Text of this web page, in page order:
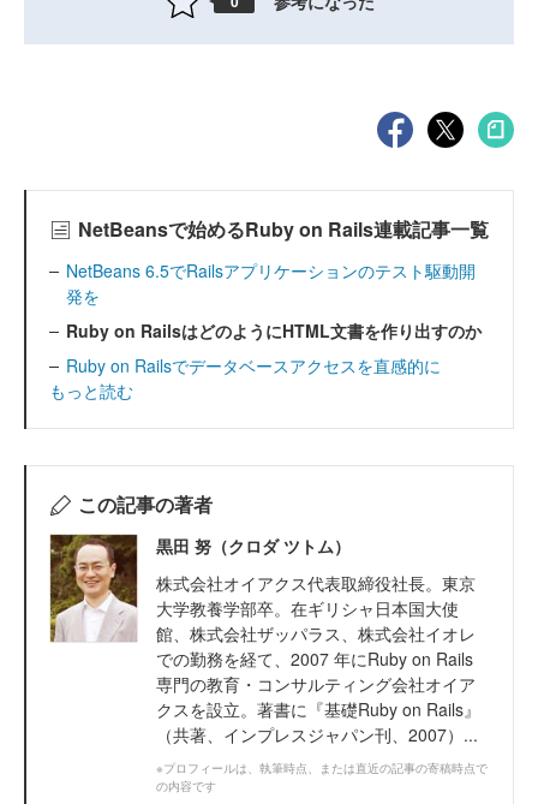
NetBeansで始めるRuby on Rails連載記事一覧
NetBeans 6.5でRailsアプリケーションのテスト駆動開
発を
Ruby on RailsはどのようにHTML文書を作り出すのか
Ruby on Railsでデータベースアクセスを直感的に
もっと読む
この記事の著者
黒田 努（クロダ ツトム）
株式会社オイアクス代表取締役社長。東京
大学教養学部卒。在ギリシャ日本国大使
館、株式会社ザッパラス、株式会社イオレ
での勤務を経て、2007 年にRuby on Rails
専門の教育・コンサルティング会社オイア
クスを設立。著書に『基礎Ruby on Rails』
（共著、インプレスジャパン刊、2007）...
※プロフィールは、執筆時点、または直近の記事の寄稿時点で
の内容です